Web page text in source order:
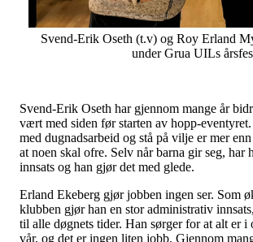
Svend-Erik Oseth (t.v) og Roy Erland
under Grua UILs
Svend-Erik Oseth har gjennom mange år
vært med siden før starten av hopp-
med dugnadsarbeid og stå på vilje er mer
at noen skal ofre. Selv når barna gir seg, har
innsats og han gjør det med glede.
Erland Ekeberg gjør jobben ingen ser. Som
klubben gjør han en stor administrativ
til alle døgnets tider. Han sørger for at alt er i
vår, og det er ingen liten jobb. Gjennom